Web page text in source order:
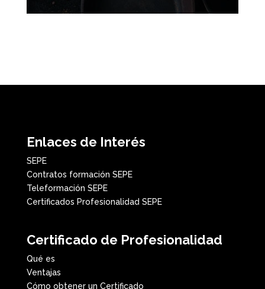
Enlaces de Interés
SEPE
Contratos formación SEPE
Teleformación SEPE
Certificados Profesionalidad SEPE
Certificado de Profesionalidad
Qué es
Ventajas
Cómo obtener un Certificado